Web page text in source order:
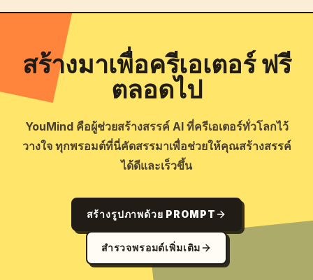
สร้างมาเพื่อครีเอเตอร์ ฟรี
ตลอดไป
YouMind คือผู้ช่วยสร้างสรรค์ AI ที่ครีเอเตอร์ทั่วโลกไว้
วางใจ ทุกพรอมต์ที่นี่คัดสรรมาเพื่อช่วยให้คุณสร้างสรรค์
ได้ดีและเร็วขึ้น
สร้างรูปภาพด้วย PROMPT
สำรวจพรอมต์เพิ่มเติม